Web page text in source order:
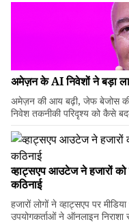
अमेज़न के AI निवेशों ने बड़ा
अमेज़न की आय बढ़ी, जेफ बेजोस की
निवेश तकनीकी परिदृश्य को कैसे
व्हाट्सएप आउटेज ने हजारों को
कठिनाई
हजारों लोगों ने व्हाट्सएप पर
उपयोगकर्ताओं ने ऑनलाइन